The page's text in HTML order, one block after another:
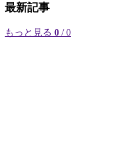
最新記事
もっと見る 0 / 0